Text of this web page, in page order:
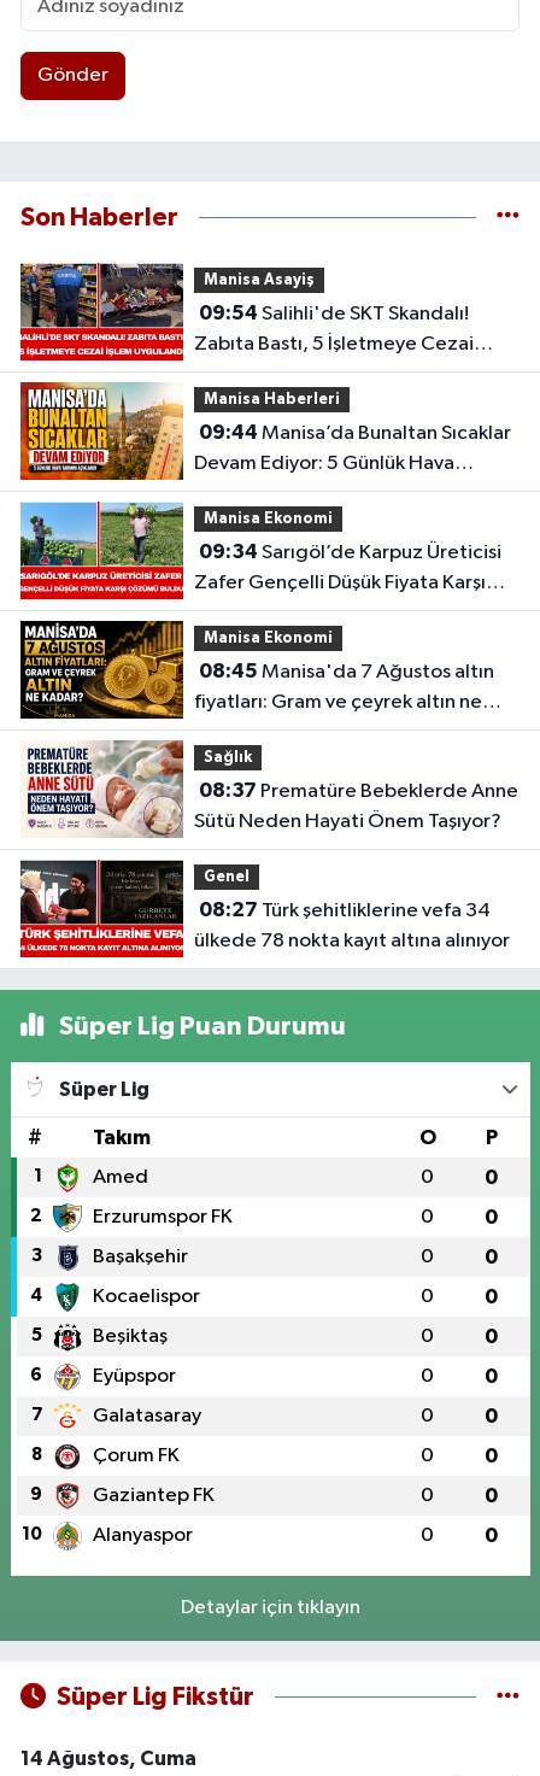
Gönder
Son Haberler
Manisa Asayiş
09:54
Zabıta Bastı, 5 İşletmeye Cezai
İşlem Uygulandı
Manisa Haberleri
09:44
Devam Ediyor: 5 Günlük Hava
Tahmini Açıklandı
Manisa Ekonomi
09:34
Zafer Gençelli Düşük Fiyata Karşı
Çözümü Buldu
Manisa Ekonomi
08:45
fiyatları: Gram ve çeyrek altın ne
kadar?
Sağlık
08:37
Sütü Neden Hayati Önem Taşıyor?
Genel
08:27
ülkede 78 nokta kayıt altına alınıyor
Süper Lig Puan Durumu
Süper Lig
# Takım O P
1 Amed 0 0
2 Erzurumspor FK 0 0
3 Başakşehir 0 0
4 Kocaelispor 0 0
5 Beşiktaş 0 0
6 Eyüpspor 0 0
7 Galatasaray 0 0
8 Çorum FK 0 0
9 Gaziantep FK 0 0
10 Alanyaspor 0 0
Detaylar için tıklayın
Süper Lig Fikstür
14 Ağustos, Cuma